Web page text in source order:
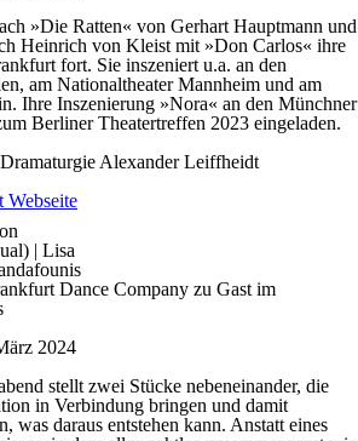
»Die Ratten« von Gerhart Hauptmann und
Heinrich von Kleist mit »Don Carlos« ihre
fort. Sie inszeniert u.a. an den
am Nationaltheater Mannheim und am
Ihre Inszenierung »Nora« an den Münchner
Berliner Theatertreffen 2023 eingeladen.
Dramaturgie Alexander Leiffheidt
Webseite
| Lisa
Dance Company zu Gast im
2024
stellt zwei Stücke nebeneinander, die
in Verbindung bringen und damit
was daraus entstehen kann. Anstatt eines